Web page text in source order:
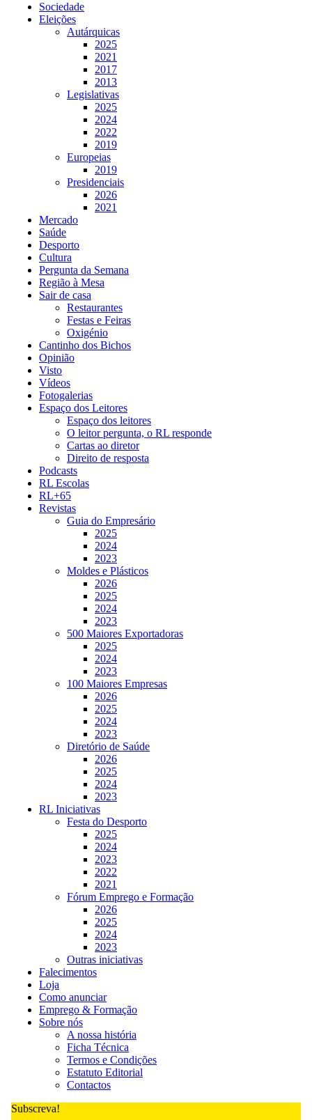
Sociedade
Eleições
Autárquicas
2025
2021
2017
2013
Legislativas
2025
2024
2022
2019
Europeias
2019
Presidenciais
2026
2021
Mercado
Saúde
Desporto
Cultura
Pergunta da Semana
Região à Mesa
Sair de casa
Restaurantes
Festas e Feiras
Oxigénio
Cantinho dos Bichos
Opinião
Visto
Vídeos
Fotogalerias
Espaço dos Leitores
Espaço dos leitores
O leitor pergunta, o RL responde
Cartas ao diretor
Direito de resposta
Podcasts
RL Escolas
RL+65
Revistas
Guia do Empresário
2025
2024
2023
Moldes e Plásticos
2026
2025
2024
2023
500 Maiores Exportadoras
2025
2024
2023
100 Maiores Empresas
2026
2025
2024
2023
Diretório de Saúde
2026
2025
2024
2023
RL Iniciativas
Festa do Desporto
2025
2024
2023
2022
2021
Fórum Emprego e Formação
2026
2025
2024
2023
Outras iniciativas
Falecimentos
Loja
Como anunciar
Emprego & Formação
Sobre nós
A nossa história
Ficha Técnica
Termos e Condições
Estatuto Editorial
Contactos
Subscreva!